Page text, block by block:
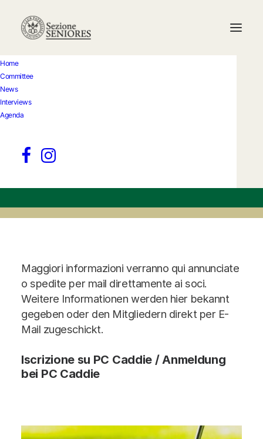
Home
Committee
News
Interviews
Agenda
Memorial Hermann
Pohl
Event date
Maggiori informazioni verranno qui annunciate
o spedite per mail direttamente ai soci.
Weitere Informationen werden hier bekannt
gegeben oder den Mitgliedern direkt per E-
Mail zugeschickt.
Iscrizione su PC Caddie / Anmeldung
bei PC Caddie